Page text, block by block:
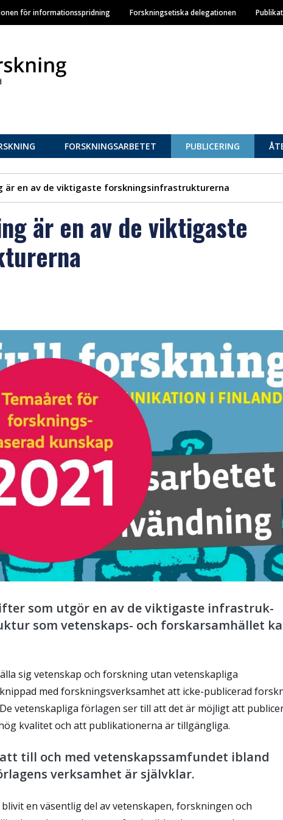
Hoppa
till
för informationsspridning Forskningsetiska delegationen
FORSKNINGSARBETET PUBLICERING
är en av de viktigaste forskningsinfrastrukturerna
är en av de viktigaste
som utgör en av de viktigaste infra­struk­
som vetenskaps- och forskarsamhället
sig vetenskap och forskning utan vetenskapliga
med forsknings­verksamhet att icke-publicerad
vetenskapliga förlagen ser till att det är möjligt att
kvalitet och att publikationerna är tillgängliga.
till och med vetenskapssamfundet ibland
verksamhet är självklar.
en väsentlig del av vetenskapen, forsk­ningen och